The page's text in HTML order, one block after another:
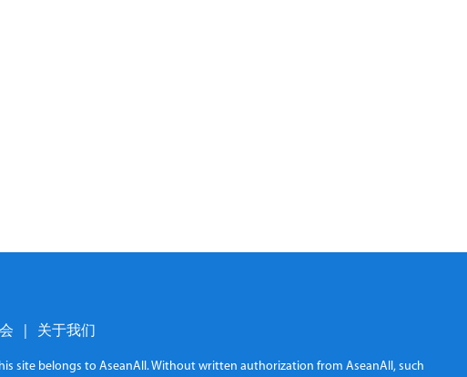
关于我们
site belongs to AseanAll. Without written authorization from AseanAll, such